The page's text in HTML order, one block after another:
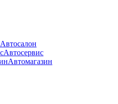
Автосалон
Автосервис
Автомагазин